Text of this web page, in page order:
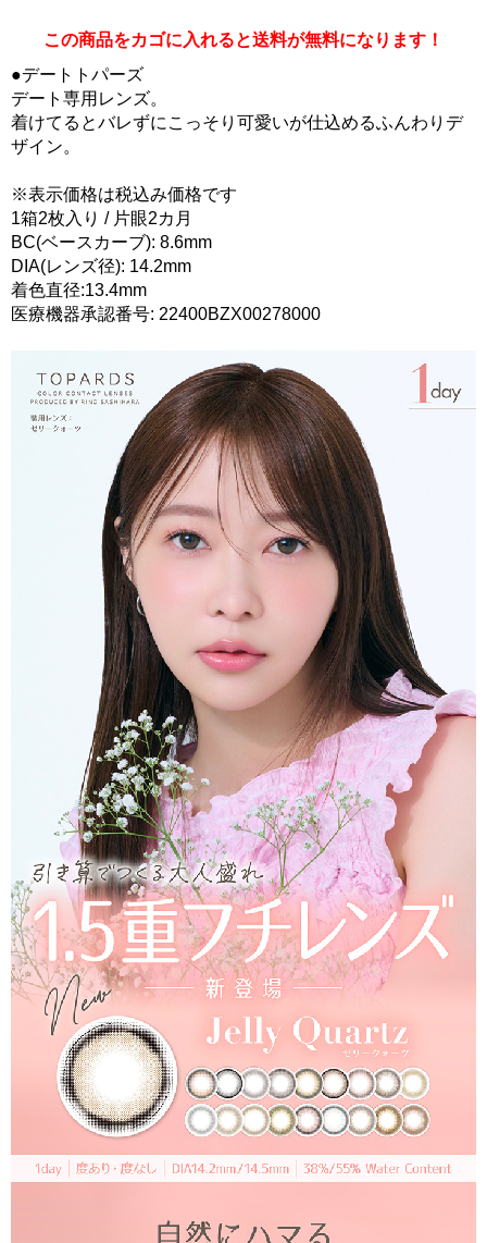
この商品をカゴに入れると送料が無料になります！
●デートトパーズ
デート専用レンズ。
着けてるとバレずにこっそり可愛いが仕込めるふんわりデ
ザイン。
※表示価格は税込み価格です
1箱2枚入り / 片眼2カ月
BC(ベースカーブ): 8.6mm
DIA(レンズ径): 14.2mm
着色直径:13.4mm
医療機器承認番号: 22400BZX00278000